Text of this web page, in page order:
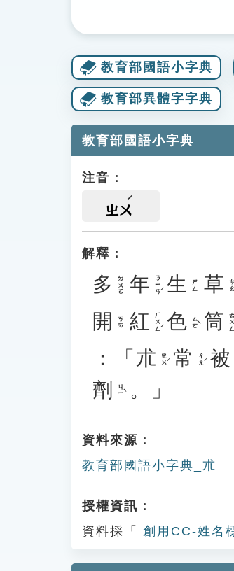
教育部國語小字典
教育部異體字字典
教育部國語小字典
注音：
ㄓㄨ
解釋：
多 ㄉㄨㄛ 年 ㄋㄧㄢˊ 生 ㄕㄥ 草 ㄘ
開 ㄎㄞ 紅 ㄏㄨㄥˊ 色 ㄙㄜˋ 筒 ㄊ
：「 朮 ㄓㄨˊ 常 ㄔㄤˊ 被
劑
ㄐㄧˋ 。」
資料來源：
教育部國語小字典_朮
授權資訊：
資料採「
創用CC-姓名